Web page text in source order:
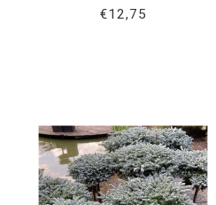
€12,75